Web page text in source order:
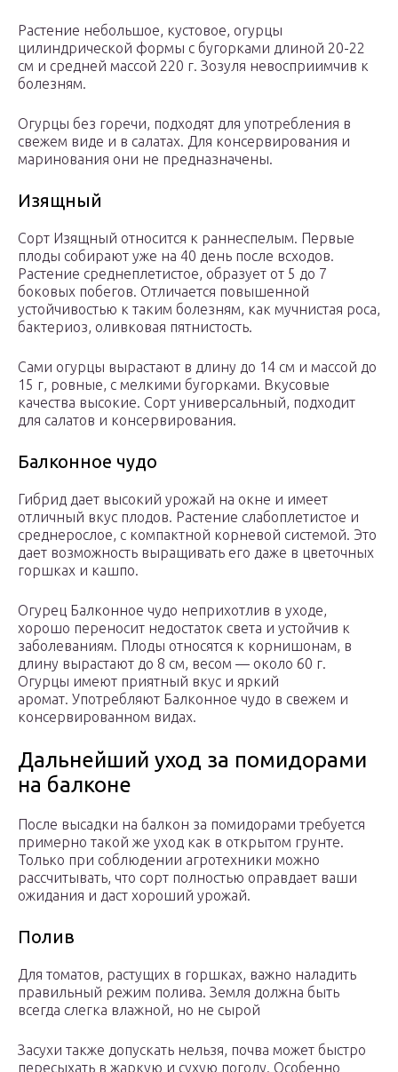
Растение небольшое, кустовое, огурцы
цилиндрической формы с бугорками длиной 20-22
см и средней массой 220 г. Зозуля невосприимчив к
болезням.
Огурцы без горечи, подходят для употребления в
свежем виде и в салатах. Для консервирования и
маринования они не предназначены.
Изящный
Сорт Изящный относится к раннеспелым. Первые
плоды собирают уже на 40 день после всходов.
Растение среднеплетистое, образует от 5 до 7
боковых побегов. Отличается повышенной
устойчивостью к таким болезням, как мучнистая роса,
бактериоз, оливковая пятнистость.
Сами огурцы вырастают в длину до 14 см и массой до
15 г, ровные, с мелкими бугорками. Вкусовые
качества высокие. Сорт универсальный, подходит
для салатов и консервирования.
Балконное чудо
Гибрид дает высокий урожай на окне и имеет
отличный вкус плодов. Растение слабоплетистое и
среднерослое, с компактной корневой системой. Это
дает возможность выращивать его даже в цветочных
горшках и кашпо.
Огурец Балконное чудо неприхотлив в уходе,
хорошо переносит недостаток света и устойчив к
заболеваниям. Плоды относятся к корнишонам, в
длину вырастают до 8 см, весом — около 60 г.
Огурцы имеют приятный вкус и яркий
аромат. Употребляют Балконное чудо в свежем и
консервированном видах.
Дальнейший уход за помидорами
на балконе
После высадки на балкон за помидорами требуется
примерно такой же уход как в открытом грунте.
Только при соблюдении агротехники можно
рассчитывать, что сорт полностью оправдает ваши
ожидания и даст хороший урожай.
Полив
Для томатов, растущих в горшках, важно наладить
правильный режим полива. Земля должна быть
всегда слегка влажной, но не сырой
Засухи также допускать нельзя, почва может быстро
пересыхать в жаркую и сухую погоду. Особенно